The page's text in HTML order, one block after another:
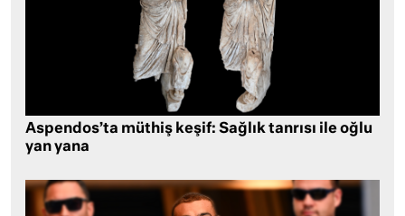
Aspendos’ta müthiş keşif: Sağlık tanrısı ile oğlu
yan yana